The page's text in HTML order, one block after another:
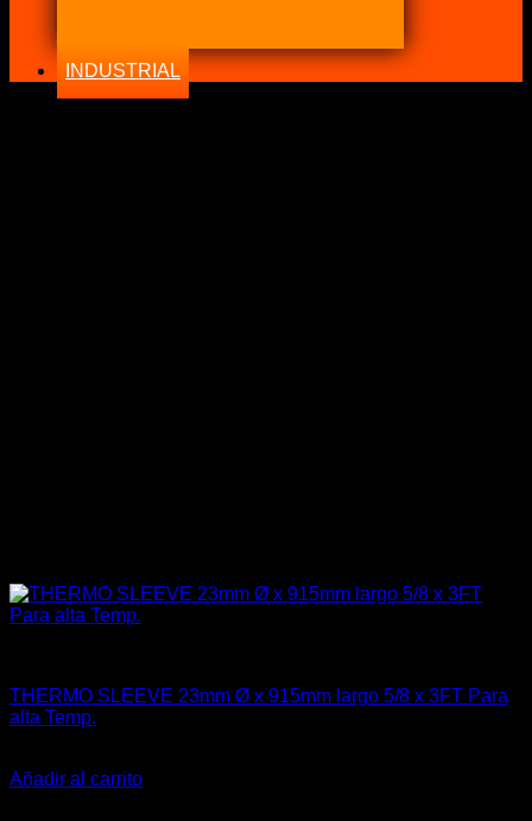
INDUSTRIAL
THERMO SLEEVE 23mm Ø x 915mm largo 5/8 x 3FT Para
alta Temp.
precio
Añadir al carrito